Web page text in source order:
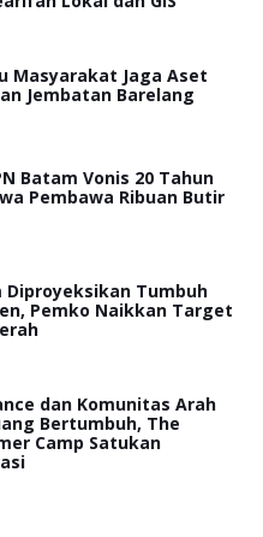
Masyarakat Jaga Aset
Jembatan Barelang
Batam Vonis 20 Tahun
Pembawa Ribuan Butir
Diproyeksikan Tumbuh
Pemko Naikkan Target
dan Komunitas Arah
Bertumbuh, The
Camp Satukan